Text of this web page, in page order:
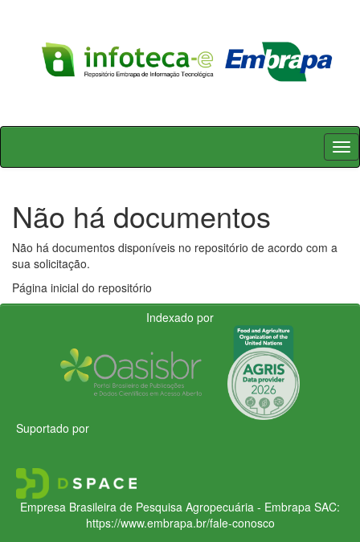
Skip
Não há documentos
Não há documentos disponíveis no repositório de acordo com a
sua solicitação.
Página inicial do repositório
Indexado por
Suportado por
Empresa Brasileira de Pesquisa Agropecuária - Embrapa SAC:
https://www.embrapa.br/fale-conosco